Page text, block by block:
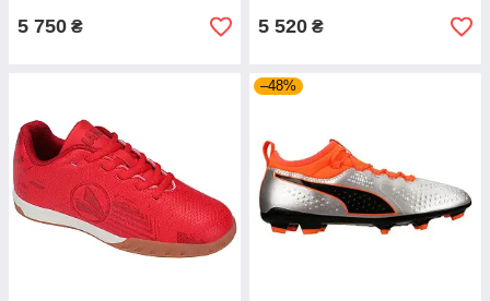
5 750 ₴ 5 520 ₴
–48%